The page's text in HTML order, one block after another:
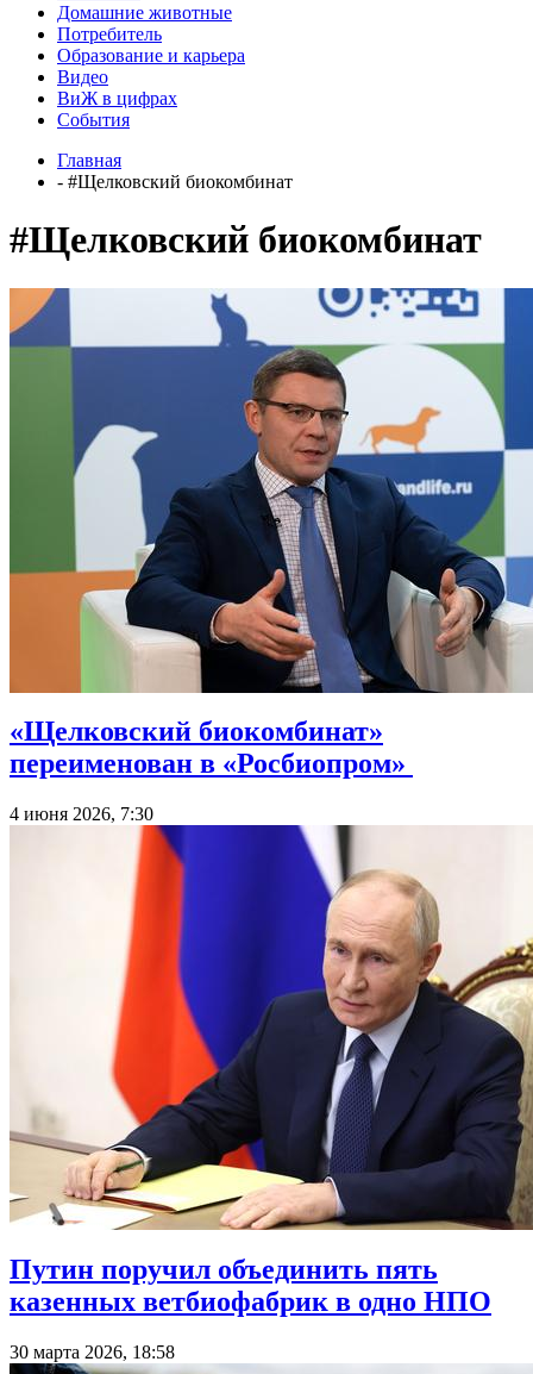
Домашние животные
Потребитель
Образование и карьера
Видео
ВиЖ в цифрах
События
Главная
- #Щелковский биокомбинат
#Щелковский биокомбинат
«Щелковский биокомбинат»
переименован в «Росбиопром»
4 июня 2026, 7:30
Путин поручил объединить пять
казенных ветбиофабрик в одно НПО
30 марта 2026, 18:58